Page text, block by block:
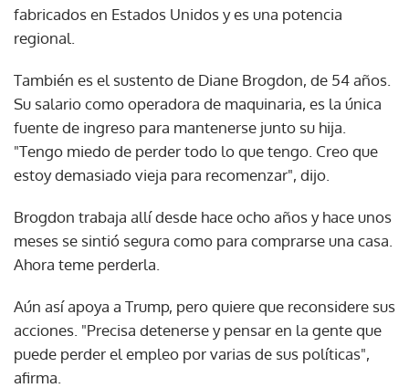
fabricados en Estados Unidos y es una potencia
regional.
También es el sustento de Diane Brogdon, de 54 años.
Su salario como operadora de maquinaria, es la única
fuente de ingreso para mantenerse junto su hija.
"Tengo miedo de perder todo lo que tengo. Creo que
estoy demasiado vieja para recomenzar", dijo.
Brogdon trabaja allí desde hace ocho años y hace unos
meses se sintió segura como para comprarse una casa.
Ahora teme perderla.
Aún así apoya a Trump, pero quiere que reconsidere sus
acciones. "Precisa detenerse y pensar en la gente que
puede perder el empleo por varias de sus políticas",
afirma.